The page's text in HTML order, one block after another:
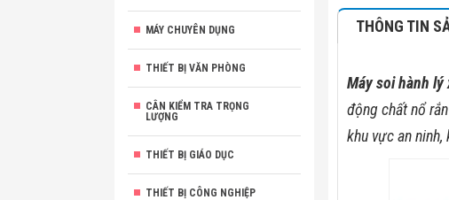
MÁY CHUYÊN DỤNG
THIẾT BỊ VĂN PHÒNG
CÂN KIỂM TRA TRỌNG
LƯỢNG
THIẾT BỊ GIÁO DỤC
THIẾT BỊ CÔNG NGHIỆP
THÔNG TIN
Máy soi hành lý
động chất nổ
khu vực an ninh,